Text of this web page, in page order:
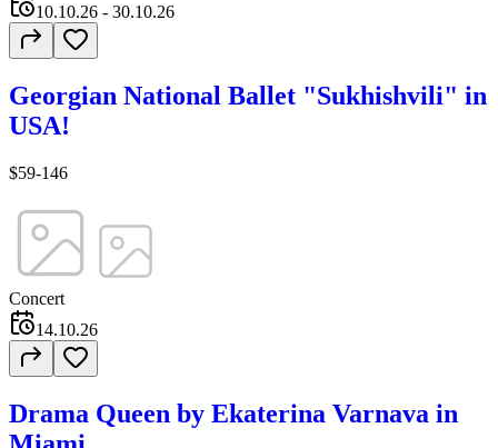
10.10.26 - 30.10.26
Georgian National Ballet "Sukhishvili" in
USA!
$59-146
Concert
14.10.26
Drama Queen by Ekaterina Varnava in